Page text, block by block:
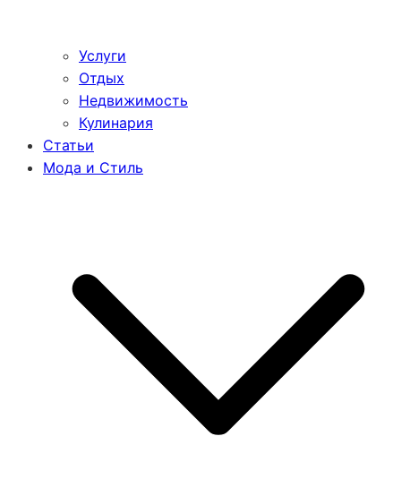
Услуги
Отдых
Недвижимость
Кулинария
Статьи
Мода и Стиль